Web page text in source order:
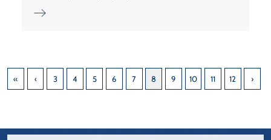
3 4 5 6 7 8 9 10 11 12